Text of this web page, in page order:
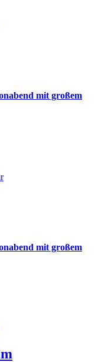
mit großem
mit großem